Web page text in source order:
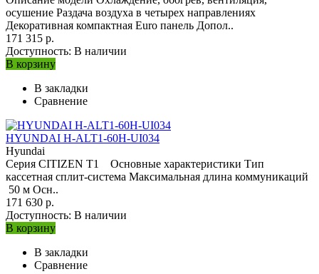
осушение Раздача воздуха в четырех направлениях
Декоративная компактная Euro панель Допол..
171 315 р.
Доступность: В наличии
В корзину
В закладки
Сравнение
HYUNDAI H-ALT1-60H-UI034
Hyundai
Серия CITIZEN T1 Основные характеристики Тип
кассетная сплит-система Максимальная длина коммуникаций
50 м Осн..
171 630 р.
Доступность: В наличии
В корзину
В закладки
Сравнение